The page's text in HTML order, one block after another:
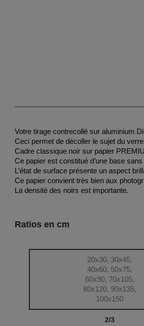
Votre tirage contrecollé sur aluminium
Ceci permet de décoller le sujet du
Cadre classique noir sur papier
Ce papier est constitué d’une base
L’état de surface présente un aspect
Ce papier convient très bien aux
La densité des noirs est importante.
Ratios en cm
20x30, 30x45,
40x60, 50x75,
60x90, 70x105,
80x120, 90x135,
100x150
2/3